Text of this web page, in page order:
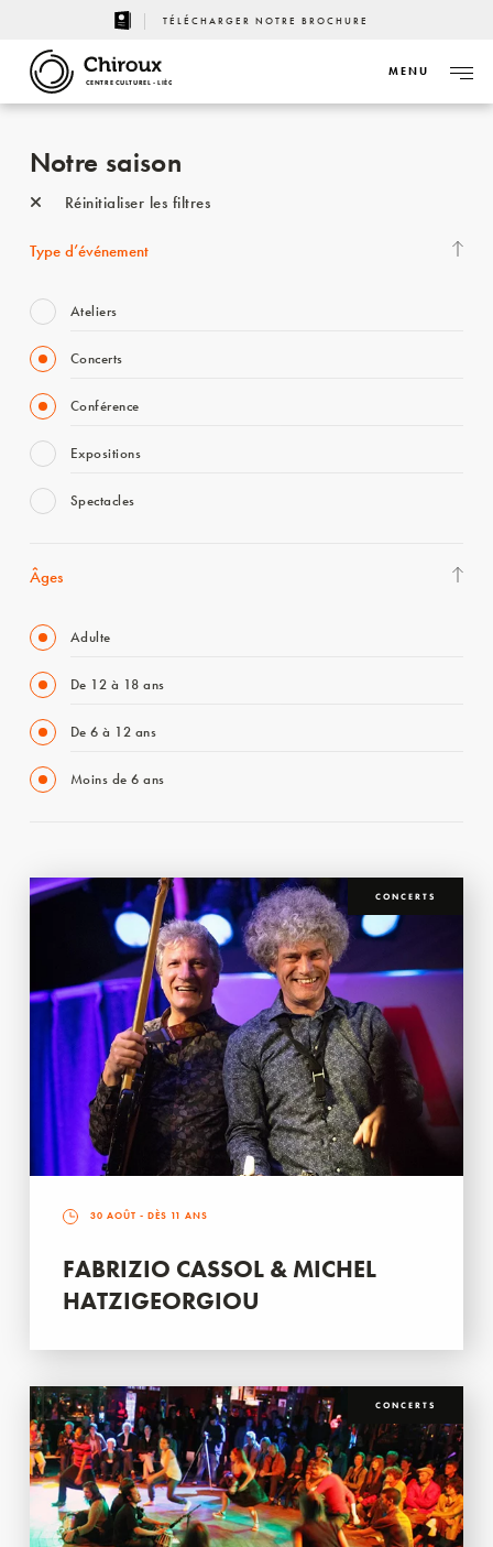
TÉLÉCHARGER NOTRE BROCHURE
CENTRE CULTUREL - LIÈGE
MENU
Notre saison
Réinitialiser les filtres
Type d’événement
Ateliers
Concerts
Conférence
Expositions
Spectacles
Âges
Adulte
De 12 à 18 ans
De 6 à 12 ans
Moins de 6 ans
CONCERTS
30 AOÛT - DÈS 11 ANS
FABRIZIO CASSOL & MICHEL
HATZIGEORGIOU
CONCERTS